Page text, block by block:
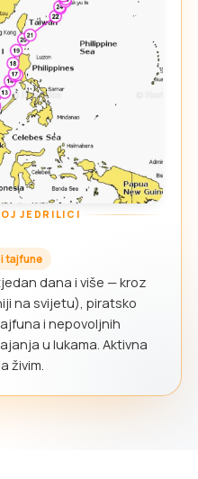
JEDRILICI
tajfune
dana i više — kroz
na svijetu), piratsko
i nepovoljnih
u lukama. Aktivna
živim.